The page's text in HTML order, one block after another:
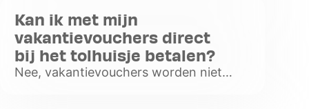
Voir
plus
Kan ik met mijn
vakantievouchers direct
bij het tolhuisje betalen?
Nee, vakantievouchers worden niet